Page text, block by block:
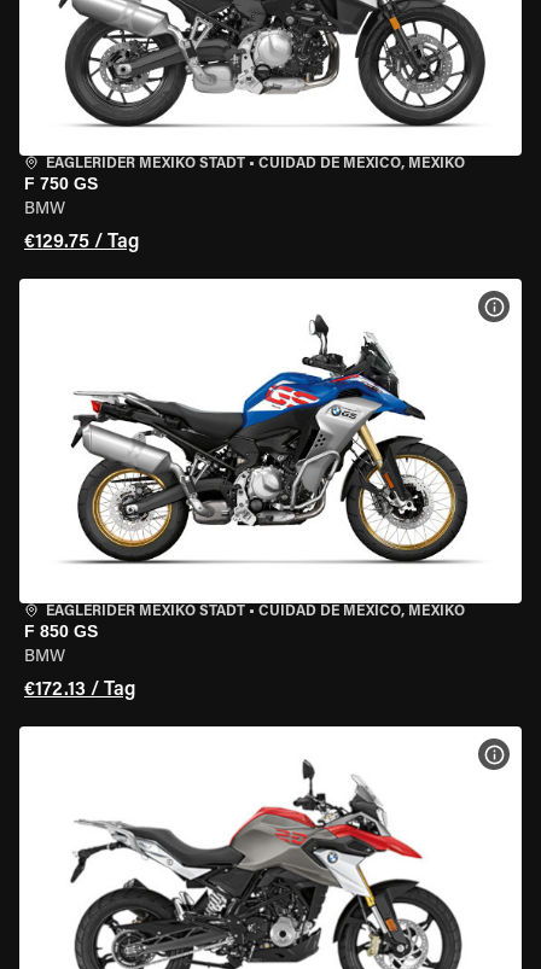
EAGLERIDER MEXIKO STADT • CUIDAD DE MEXICO, MEXIKO
F 750 GS
BMW
€129.75 / Tag
EAGLERIDER MEXIKO STADT • CUIDAD DE MEXICO, MEXIKO
F 850 GS
BMW
€172.13 / Tag